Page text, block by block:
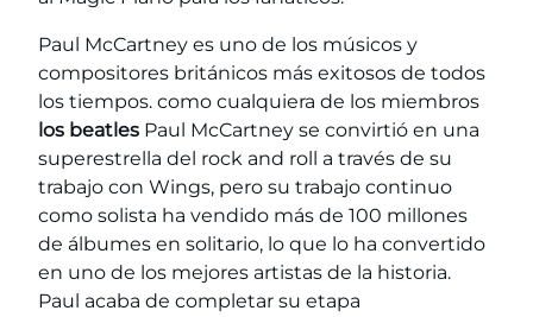
Paul McCartney es uno de los músicos y
compositores británicos más exitosos de todos
los tiempos. como cualquiera de los miembros
los beatles Paul McCartney se convirtió en una
superestrella del rock and roll a través de su
trabajo con Wings, pero su trabajo continuo
como solista ha vendido más de 100 millones
de álbumes en solitario, lo que lo ha convertido
en uno de los mejores artistas de la historia.
Paul acaba de completar su etapa